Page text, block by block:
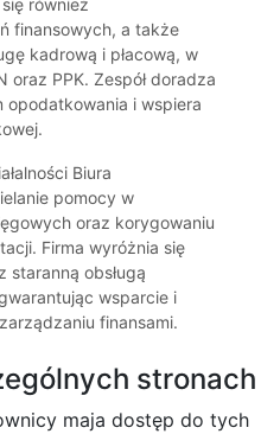
również
finansowych, a także
kadrową i płacową, w
oraz PPK. Zespół doradza
i wspiera
Biura
pomocy w
oraz korygowaniu
Firma wyróżnia się
staranną obsługą
wsparcie i
finansami.
stronach
maja dostęp do tych